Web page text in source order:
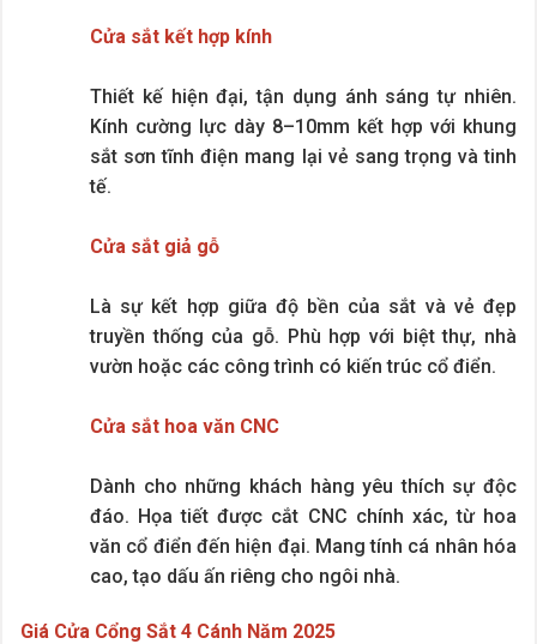
Cửa sắt kết hợp kính
Thiết kế hiện đại, tận dụng ánh sáng tự nhiên.
Kính cường lực dày 8–10mm kết hợp với khung
sắt sơn tĩnh điện mang lại vẻ sang trọng và tinh
tế.
Cửa sắt giả gỗ
Là sự kết hợp giữa độ bền của sắt và vẻ đẹp
truyền thống của gỗ. Phù hợp với biệt thự, nhà
vườn hoặc các công trình có kiến trúc cổ điển.
Cửa sắt hoa văn CNC
Dành cho những khách hàng yêu thích sự độc
đáo. Họa tiết được cắt CNC chính xác, từ hoa
văn cổ điển đến hiện đại. Mang tính cá nhân hóa
cao, tạo dấu ấn riêng cho ngôi nhà.
Giá Cửa Cổng Sắt 4 Cánh Năm 2025